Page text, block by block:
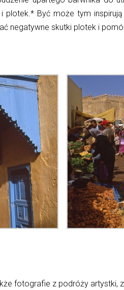
plotek.* Być może tym
negatywne skutki plotek i
fotografie z podróży artystki,